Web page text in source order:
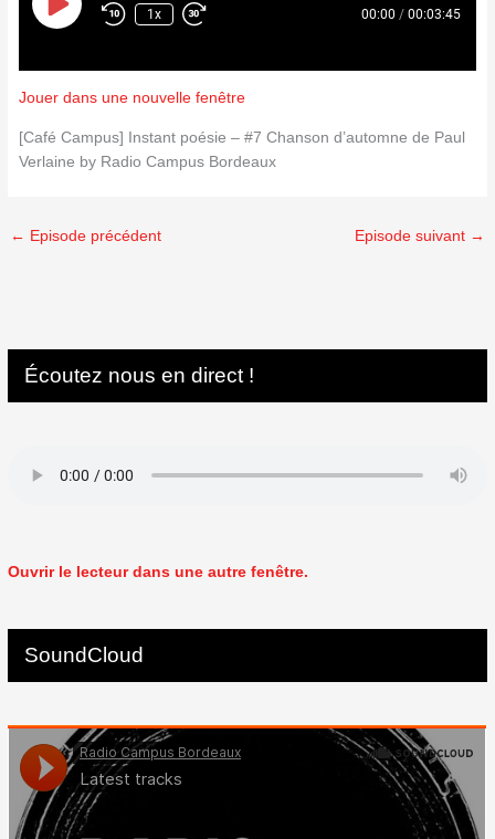
1x 00:00 / 00:03:45
Jouer dans une nouvelle fenêtre
[Café Campus] Instant poésie – #7 Chanson d’automne de Paul
Verlaine by Radio Campus Bordeaux
← Episode précédent Episode suivant →
Écoutez nous en direct !
Ouvrir le lecteur dans une autre fenêtre.
SoundCloud